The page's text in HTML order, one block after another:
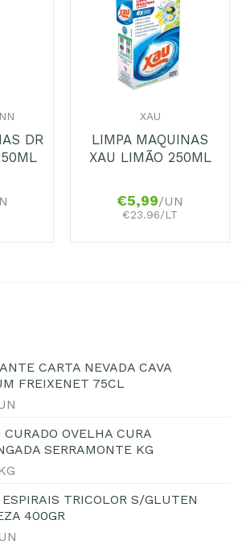
DR
Favoritos
XAU
LIMPA MAQUINAS
XAU LIMÃO 250ML
€5,99/UN
€23.96/LT
CARTA NEVADA CAVA
FREIXENET 75CL
CURADO OVELHA CURA
SERRAMONTE KG
TRICOLOR S/GLUTEN
400GR